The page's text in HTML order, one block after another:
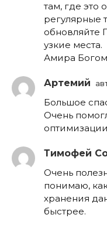
там, где это
регулярные
обновляйте
узкие места.
Амира
Артемий
Большое
Очень
Тимофей
Очень
понимаю,
хранения
быстрее.